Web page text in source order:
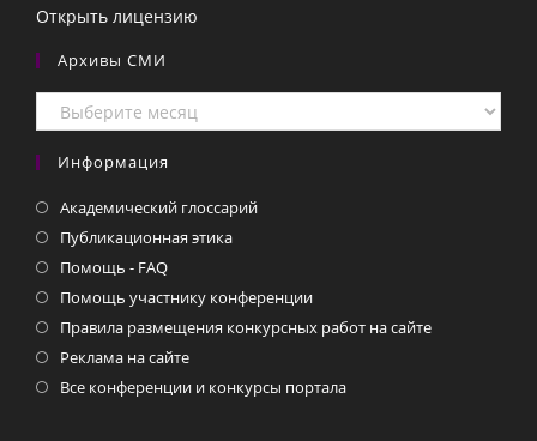
Открыть лицензию
Архивы СМИ
Архивы
СМИ
Информация
Академический глоссарий
Публикационная этика
Помощь - FAQ
Помощь участнику конференции
Правила размещения конкурсных работ на сайте
Реклама на сайте
Все конференции и конкурсы портала